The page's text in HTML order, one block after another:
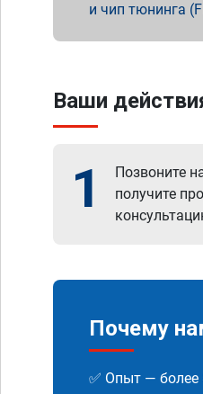
и чип тюнинга
Ваши
1 Позвоните
получите
Почему
✅ Опыт — более